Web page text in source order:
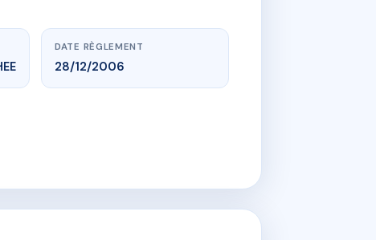
DATE RÈGLEMENT
28/12/2006